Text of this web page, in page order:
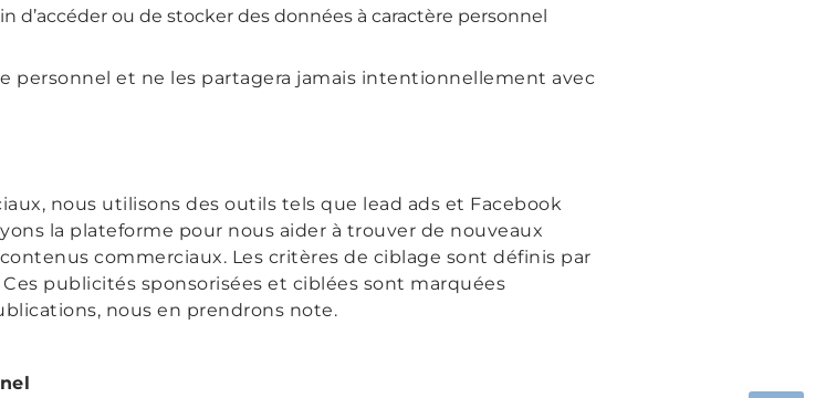
d’accéder ou de stocker des données à caractère personnel
personnel et ne les partagera jamais intentionnellement avec
nous utilisons des outils tels que lead ads et Facebook
la plateforme pour nous aider à trouver de nouveaux
commerciaux. Les critères de ciblage sont définis par
publicités sponsorisées et ciblées sont marquées
nous en prendrons note.